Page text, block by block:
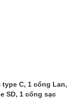
C, 1 cổng Lan,
SD, 1 cổng sạc